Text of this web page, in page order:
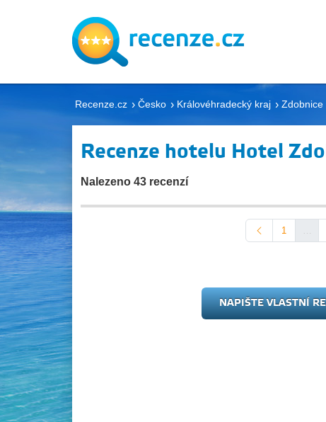
Recenze.cz Česko Královéhradecký kraj Zdobnice
Recenze hotelu Hotel
Nalezeno 43 recenzí
1 …
NAPIŠTE VLASTNÍ